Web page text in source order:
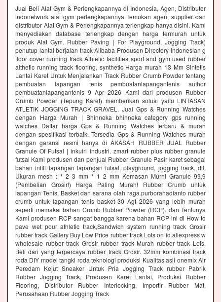
Jual Beli Alat Gym & Perlengkapannya di Indonesia, Agen, Distributor
indonetwork alat gym perlengkapannya Temukan agen, supplier dan
distributor Alat Gym & Perlengkapannya terlengkap hanya disini. Kami
menyediakan database terlengkap dengan harga termurah untuk
produk Alat Gym. Rubber Paving ( For Playground, Jogging Track)
penutup lantai berjalan track Alibaba Produsen Directory indonesian g
floor cover running track Athletic facilities sport and gym used rubber
althetic running track flooring, synthetic Harga murah 13 Mm Sintetis
Lantai Karet Untuk Menjalankan Track Rubber Crumb Powder tentang
pembuatan lapangan tenis pembuatanlapangantenis author
pembuatanlapangantenis 9 Apr 2026 Kami dari produsen Rubber
Crumb Powder (Tepung Karet) memberikan solusi yaitu LINTASAN
ATLETIK JOGGING TRACK GRAVEL. Jual Gps & Running Watches
dengan Harga Murah | Bhinneka bhinneka category gps running
watches Daftar harga Gps & Running Watches terbaru & murah
dengan spesifikasi terbaik. Tersedia Gps & Running Watches murah
dengan garansi resmi hanya di AKASAH RUBBER JUAL Rubber
Granule Of Futsal | inkuiri industri. zmart rubber plus rubber granule
futsal Kami produsen dan penjual Rubber Granule Pasir karet sebagai
bahan infill lapangan lapangan futsal, playground, jogging track, dll.
Ukuran mesh : * 2 3 mm * 1 2 mm Kemasan Murni Granule 99,9
(Pembelian Grosir!) Harga Paling Murah! Rubber Crumb untuk
lapangan Tenis, Basket dan sarana olah raga purborahadianto rubber
crumb untuk lapangan tenis basket 30 Agt 2026 yang lebih murah
seperti memakai bahan Crumb Rubber Powder (RCP). dan Tentunya
Kami produsen RCP sangat bangga karena bahan RCP ini di How to
pave wet pour athletic track,Sandwich system running track Grosir
rubber track Gallery Buy Low Price rubber track Lots on id.aliexpress w
wholesale rubber track Grosir rubber track Murah rubber track Lots,
Beli dari yang terpercaya rubber track Grosir. 32mm kombinasi track
roda DIY model tangki roda teknologi produksi Kualitas asli onemix Air
Peredam Kejut Sneaker Untuk Pria Jogging Track rubber Pabrik
Rubber Jogging Track, Produsen Karet Lantai, Produksi Rubber
Flooring, Distributor Rubber Interlocking, Importir Rubber Mat,
Perusahaan Rubber Jogging Track